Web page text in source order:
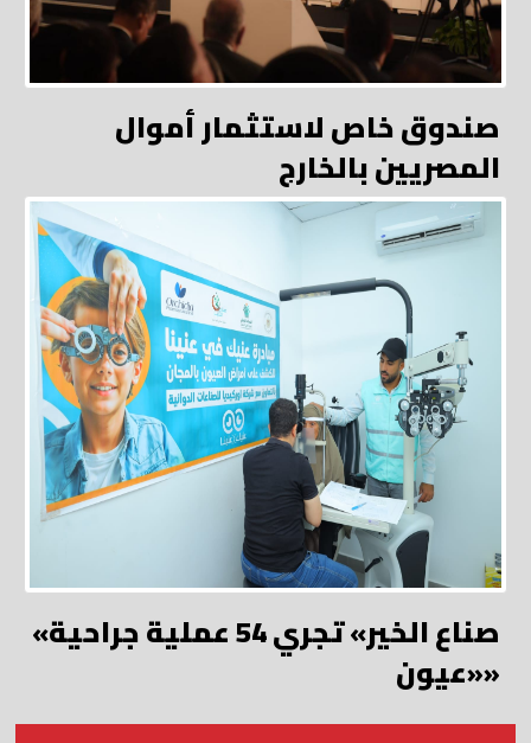
صندوق خاص لاستثمار أموال
المصريين بالخارج
«صناع الخير» تجري 54 عملية جراحية
«عيون»